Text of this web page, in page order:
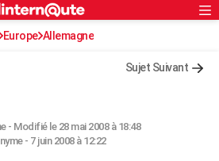
S'inscrire
Connexion
Europe Allemagne
Sujet Suivant
- Modifié le 28 mai 2008 à 18:48
- 7 juin 2008 à 12:22